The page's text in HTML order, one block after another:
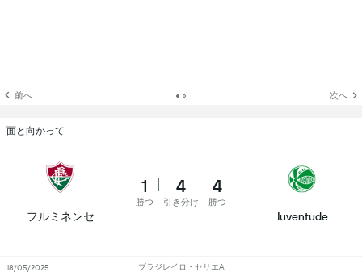
前へ 次へ
面と向かって
フルミネンセ
1
勝つ
4
引き分け
4
勝つ
Juventude
ブラジレイロ・セリエA
18/05/2025